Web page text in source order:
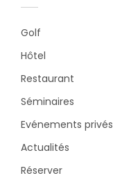
Golf
Hôtel
Restaurant
Séminaires
Evénements privés
Actualités
Réserver